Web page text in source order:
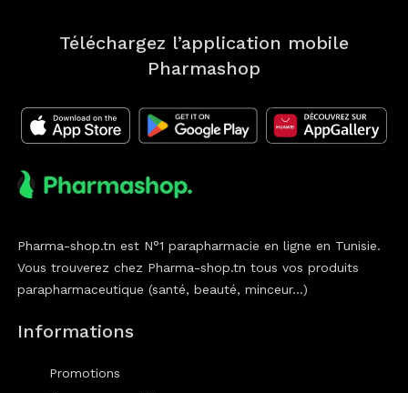
Téléchargez l’application mobile
Pharmashop
Pharma-shop.tn est N°1 parapharmacie en ligne en Tunisie.
Vous trouverez chez Pharma-shop.tn tous vos produits
parapharmaceutique (santé, beauté, minceur...)
Informations
Promotions